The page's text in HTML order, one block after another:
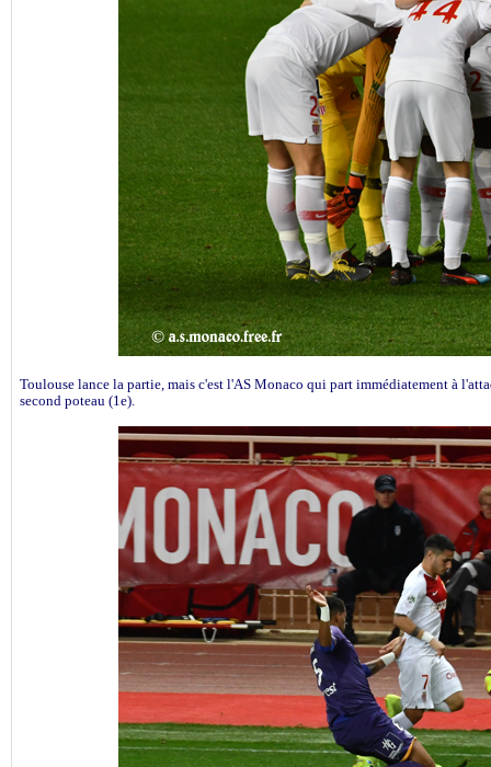
Toulouse lance la partie, mais c'est l'AS Monaco qui part immédiatement à
second poteau (1e).